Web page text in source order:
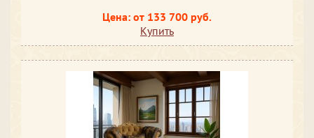
Цена: от 133 700 руб.
Купить